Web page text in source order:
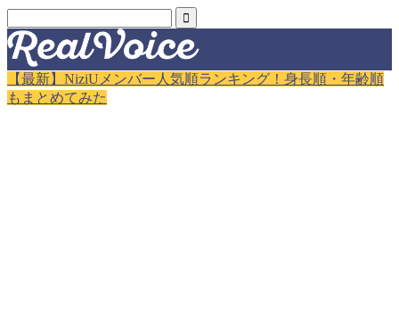
【最新】NiziUメンバー人気順ランキング！身長順・年齢順
もまとめてみた